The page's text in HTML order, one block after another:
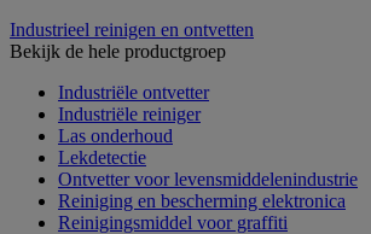
Industrieel reinigen en ontvetten
Bekijk de hele productgroep
Industriële ontvetter
Industriële reiniger
Las onderhoud
Lekdetectie
Ontvetter voor levensmiddelenindustrie
Reiniging en bescherming elektronica
Reinigingsmiddel voor graffiti